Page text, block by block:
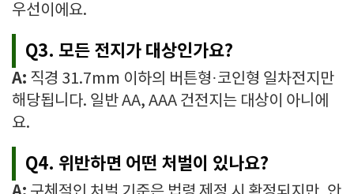
우선이에요.
Q3. 모든 전지가 대상인가요?
A: 직경 31.7mm 이하의 버튼형·코인형 일차전지만
해당됩니다. 일반 AA, AAA 건전지는 대상이 아니에
요.
Q4. 위반하면 어떤 처벌이 있나요?